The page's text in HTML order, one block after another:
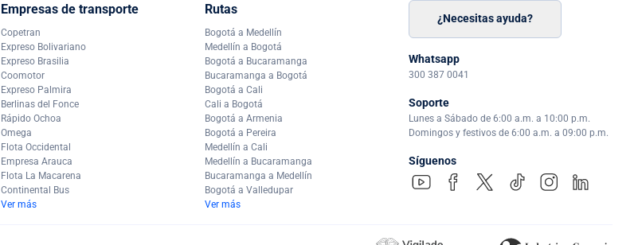
Empresas de transporte
Copetran
Expreso Bolivariano
Expreso Brasilia
Coomotor
Expreso Palmira
Berlinas del Fonce
Rápido Ochoa
Omega
Flota Occidental
Empresa Arauca
Flota La Macarena
Continental Bus
Ver más
Rutas
Bogotá a Medellín
Medellín a Bogotá
Bogotá a Bucaramanga
Bucaramanga a Bogotá
Bogotá a Cali
Cali a Bogotá
Bogotá a Armenia
Bogotá a Pereira
Medellín a Cali
Medellín a Bucaramanga
Bucaramanga a Medellín
Bogotá a Valledupar
Ver más
¿Necesitas ayuda?
Whatsapp
300 387 0041
Soporte
Lunes a Sábado de 6:00 a.m. a 10:00 p.m.
Domingos y festivos de 6:00 a.m. a 09:00 p.m.
Síguenos